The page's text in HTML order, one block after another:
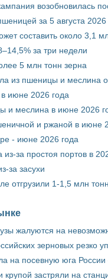
возобновилась
за 5 августа 2026
составить около 3,1
за три недели
5 млн тонн зерна
из пшеницы и меслина
июне 2026 года
и меслина в июне 2026
и ржаной в июне
- июне 2026 года
за простоя портов в
за засухи
отгрузили 1-1,5 млн
жалуются на
зерновых резко
на посевную юга
крупой застряли на